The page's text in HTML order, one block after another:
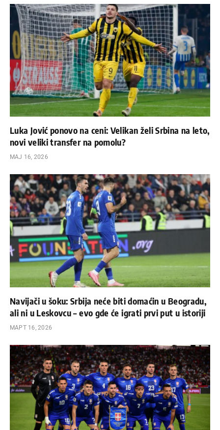
Luka Jović ponovo na ceni: Velikan želi Srbina na leto,
novi veliki transfer na pomolu?
МАЈ 16, 2026
Navijači u šoku: Srbija neće biti domaćin u Beogradu,
ali ni u Leskovcu – evo gde će igrati prvi put u istoriji
МАРТ 16, 2026